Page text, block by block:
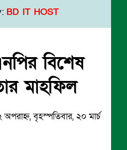
BD IT HOST
বিশেষ
মাহফিল
বৃহস্পতিবার, ২০ মার্চ